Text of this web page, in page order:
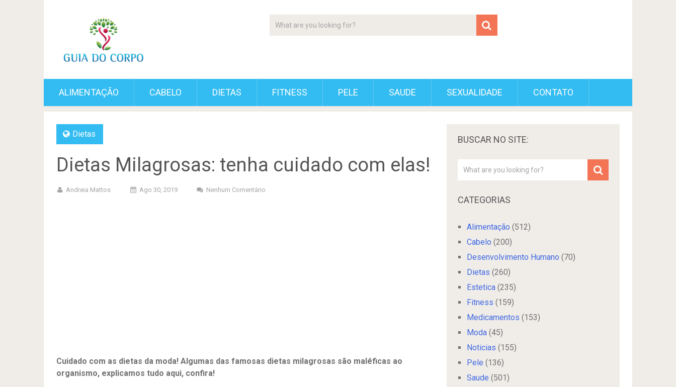
ALIMENTAÇÃO CABELO DIETAS FITNESS PELE SAUDE SEXUALIDADE CONTATO
Dietas
Dietas Milagrosas: tenha cuidado com elas!
Andreia Mattos Ago 30, 2019 Nenhum Comentário
Cuidado com as dietas da moda! Algumas das famosas dietas milagrosas são maléficas ao
organismo, explicamos tudo aqui, confira!
BUSCAR NO SITE:
CATEGORIAS
Alimentação (512)
Cabelo (200)
Desenvolvimento Humano (70)
Dietas (260)
Estetica (235)
Fitness (159)
Medicamentos (153)
Moda (45)
Noticias (155)
Pele (136)
Saude (501)